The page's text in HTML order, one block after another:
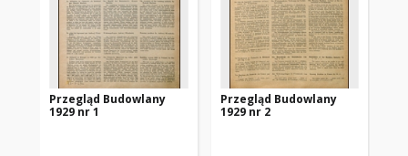
Przegląd Budowlany
1929 nr 1
Przegląd Budowlany
1929 nr 2